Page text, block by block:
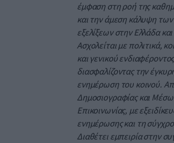
έμφαση στη ροή της
και την άμεση κάλυψη
εξελίξεων στην Ελλάδα
Ασχολείται με πολιτικά,
και γενικού
διασφαλίζοντας την
ενημέρωση του κοινού.
Δημοσιογραφίας και
Επικοινωνίας, με
ενημέρωσης και τη
Διαθέτει εμπειρία στην